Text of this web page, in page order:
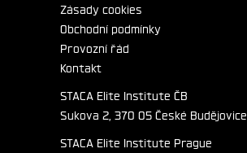
Zásady cookies
Obchodní podmínky
Provozní řád
Kontakt
STACA Elite Institute ČB
Sukova 2, 370 05 České Budějovice
STACA Elite Institute Prague